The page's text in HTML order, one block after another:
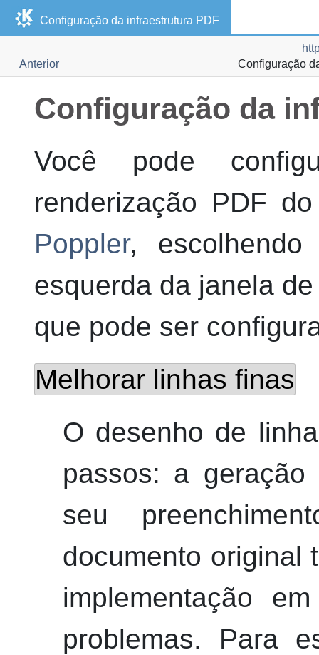
Configuração da infraestrutura PDF
Anterior
Configuração
Configuração da
Você pode
renderização PDF
Poppler,
esquerda da janela
que pode ser
Melhorar linhas finas
O desenho de
passos: a
seu
documento original
implementação
problemas. Para